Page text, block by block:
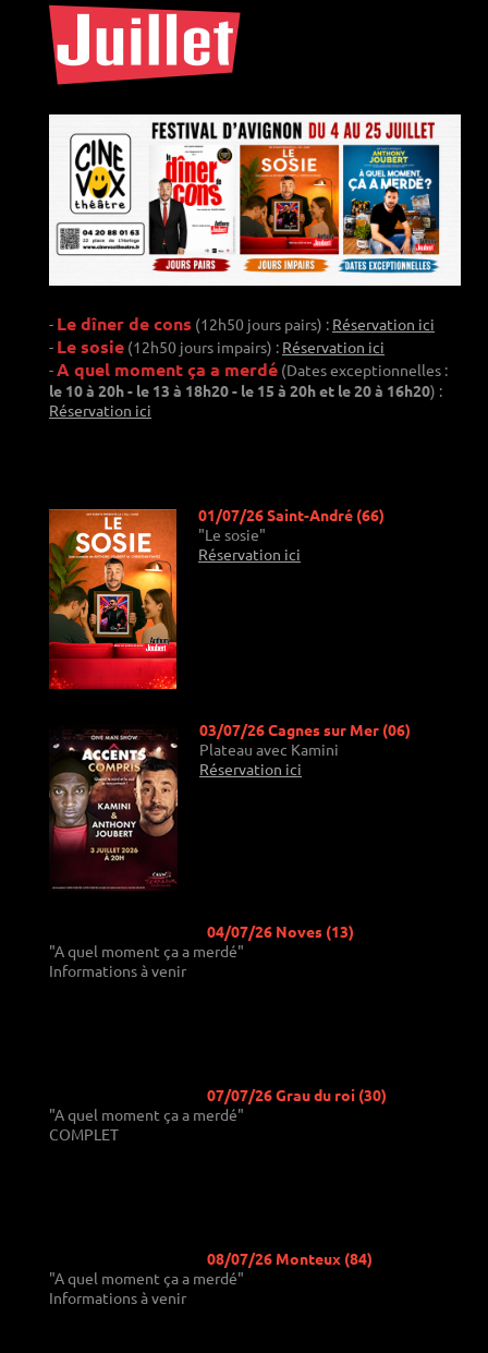
- Le dîner de cons (12h50 jours pairs) : Réservation ici
- Le sosie (12h50 jours impairs) : Réservation ici
-A quel moment ça a merdé (Dates exceptionnelles :
le 10 à 20h - le 13 à 18h20 - le 15 à 20h et le 20 à 16h20) :
Réservation ici
01/07/26 Saint-André (66)
"Le sosie"
Réservation ici
03/07/26 Cagnes sur Mer (06)
Plateau avec Kamini
Réservation ici
04/07/26 Noves (13)
"A quel moment ça a merdé"
Informations à venir
07/07/26 Grau du roi (30)
"A quel moment ça a merdé"
COMPLET
08/07/26 Monteux (84)
"A quel moment ça a merdé"
Informations à venir